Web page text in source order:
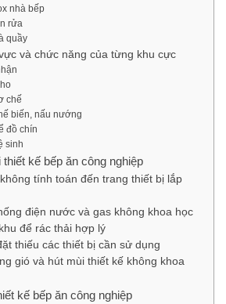
nhà bếp
rửa
quầy
và chức năng của từng khu cực
chế
biến, nấu nướng
đồ chín
sinh
kế bếp ăn công nghiệp
tính toán đến trang thiết bị lắp
điện nước và gas không khoa học
để rác thải hợp lý
thiếu các thiết bị cần sử dụng
gió và hút mùi thiết kế không khoa
kế bếp ăn công nghiệp